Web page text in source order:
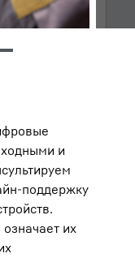
и
поддержку
их